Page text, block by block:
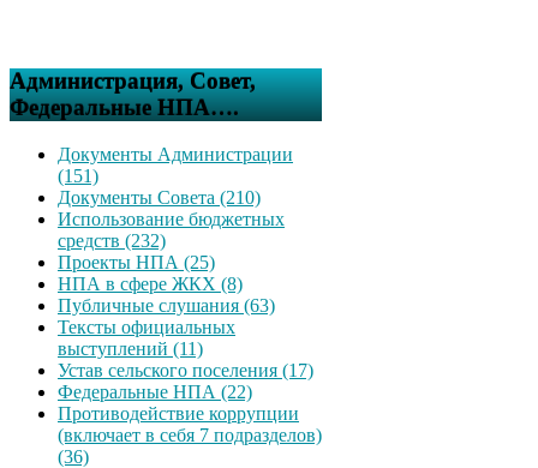
Администрация, Совет,
Федеральные НПА….
Документы Администрации
(151)
Документы Совета (210)
Использование бюджетных
средств (232)
Проекты НПА (25)
НПА в сфере ЖКХ (8)
Публичные слушания (63)
Тексты официальных
выступлений (11)
Устав сельского поселения (17)
Федеральные НПА (22)
Противодействие коррупции
(включает в себя 7 подразделов)
(36)